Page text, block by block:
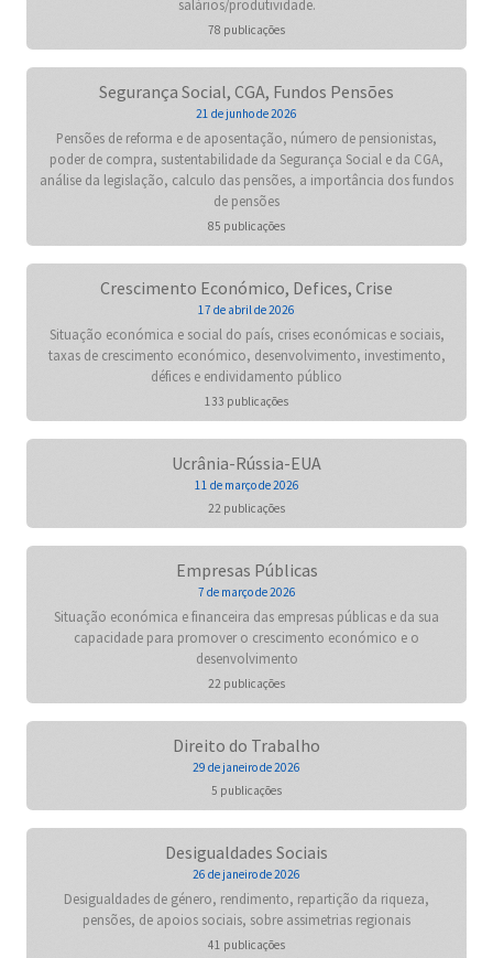
salários/produtividade.
78 publicações
Segurança Social, CGA, Fundos Pensões
21 de junho de 2026
Pensões de reforma e de aposentação, número de pensionistas,
poder de compra, sustentabilidade da Segurança Social e da CGA,
análise da legislação, calculo das pensões, a importância dos fundos
de pensões
85 publicações
Crescimento Económico, Defices, Crise
17 de abril de 2026
Situação económica e social do país, crises económicas e sociais,
taxas de crescimento económico, desenvolvimento, investimento,
défices e endividamento público
133 publicações
Ucrânia-Rússia-EUA
11 de março de 2026
22 publicações
Empresas Públicas
7 de março de 2026
Situação económica e financeira das empresas públicas e da sua
capacidade para promover o crescimento económico e o
desenvolvimento
22 publicações
Direito do Trabalho
29 de janeiro de 2026
5 publicações
Desigualdades Sociais
26 de janeiro de 2026
Desigualdades de género, rendimento, repartição da riqueza,
pensões, de apoios sociais, sobre assimetrias regionais
41 publicações